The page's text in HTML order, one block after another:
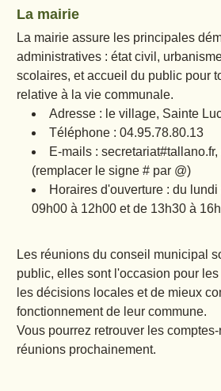
La mairie
La mairie assure les principales
administratives : état civil,
scolaires, et accueil du public pour
relative à la vie communale.
Adresse : le village, Sainte
Téléphone : 04.95.78.80.13
E-mails :
(remplacer le signe # par @)
Horaires d'ouverture : du
09h00 à 12h00 et de 13h30 à
Les réunions du conseil municipal
public, elles sont l'occasion pour
les décisions locales et de mieux
fonctionnement de leur commune.
Vous pourrez retrouver les
réunions prochainement.